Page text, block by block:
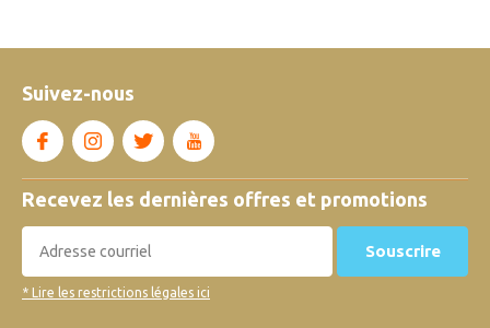
Suivez-nous
Recevez les dernières offres et promotions
Souscrire
* Lire les restrictions légales ici